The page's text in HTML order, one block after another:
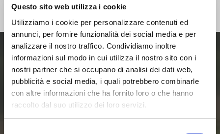
Questo sito web utilizza i cookie
Utilizziamo i cookie per personalizzare contenuti ed
annunci, per fornire funzionalità dei social media e per
analizzare il nostro traffico. Condividiamo inoltre
informazioni sul modo in cui utilizza il nostro sito con i
nostri partner che si occupano di analisi dei dati web,
pubblicità e social media, i quali potrebbero combinarle
con altre informazioni che ha fornito loro o che hanno
raccolto dal suo utilizzo dei loro servizi.
Entra ora nel mondo
delle Smart Home e
delle Comunità